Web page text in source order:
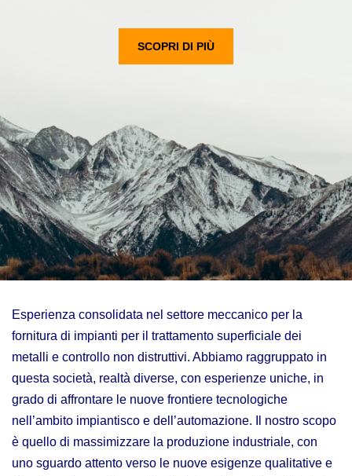
SCOPRI DI PIÙ
Esperienza consolidata nel settore meccanico per la
fornitura di impianti per il trattamento superficiale dei
metalli e controllo non distruttivi. Abbiamo raggruppato in
questa società, realtà diverse, con esperienze uniche, in
grado di affrontare le nuove frontiere tecnologiche
nell’ambito impiantisco e dell’automazione. Il nostro scopo
è quello di massimizzare la produzione industriale, con
uno sguardo attento verso le nuove esigenze qualitative e